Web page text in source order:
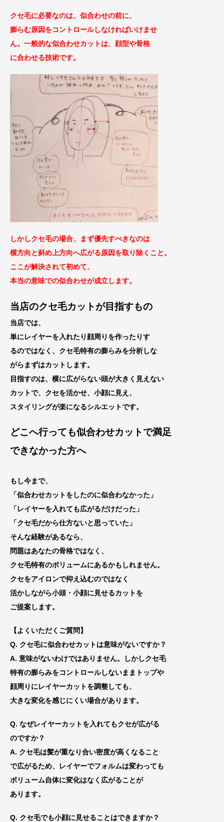
クセ毛に必要なのは、似合わせの前に、
膨らむ原因をコントロールしなければいけませ
ん。一般的な似合わせカットは、顔型や骨格
に合わせる技術です。
しかしクセ毛の場合、まず優先すべきなのは
横方向と斜め上方向へ広がる原因を取り除くこと。
ここが解決されて初めて、
本当の意味での似合わせが成立します。
当店のクセ毛カットが目指すもの
当店では、
単にレイヤーを入れたり顔周りを作ったりす
るのではなく、クセ毛特有の膨らみを分析しな
がらまずはカットします。
目指すのは、横に広がらない頭が大きく見えない
カットで、クセを活かせ、小顔に見え、
スタイリングが楽になるシルエットです。
どこへ行っても似合わせカットで満足
できなかった方へ
もし今まで、
「似合わせカットをしたのに似合わなかった」
「レイヤーを入れても広がるだけだった」
「クセ毛だから仕方ないと思っていた」
そんな経験があるなら、
問題はあなたの骨格ではなく、
クセ毛特有のボリュームにあるかもしれません。
クセをアイロンで抑え込むのではなく
活かしながら小頭・小顔に見せるカットを
ご提案します。
【よくいただくご質問】
Q. クセ毛に似合わせカットは意味がないですか？
A. 意味がないわけではありません。しかしクセ毛
特有の膨らみをコントロールしないままトップや
顔周りにレイヤーカットを調整しても、
大きな変化を感じにくい場合があります。
Q. なぜレイヤーカットを入れてもクセが広がる
のですか？
A. クセ毛は髪が重なり合い密度が高くなること
で広がるため、レイヤーでフォルムは変わっても
ボリューム自体に変化はなく広がることが
あります。
Q. クセ毛でも小顔に見せることはできますか？